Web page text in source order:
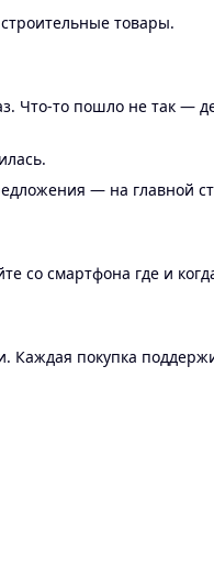
товары.
Что-то пошло не так —
— на главной
со смартфона где и
покупка